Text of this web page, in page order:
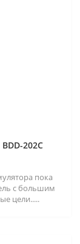
202C
пока
с большим
цели.....